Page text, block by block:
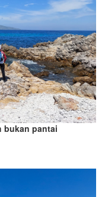
bukan pantai